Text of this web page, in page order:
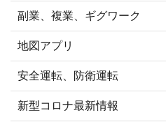
副業、複業、ギグワーク
地図アプリ
安全運転、防衛運転
新型コロナ最新情報